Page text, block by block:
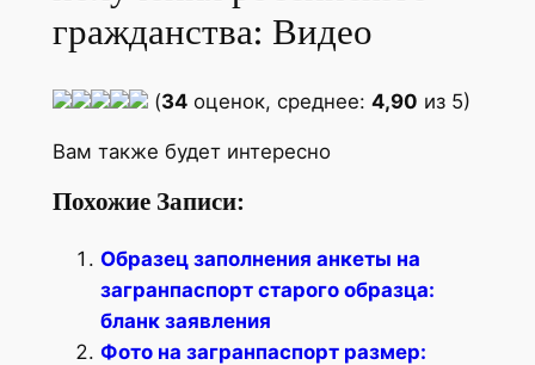
гражданства: Видео
(34оценок, среднее: 4,90 из 5)
Вам также будет интересно
Похожие Записи:
Образец заполнения анкеты на
загранпаспорт старого образца:
бланк заявления
Фото на загранпаспорт размер: